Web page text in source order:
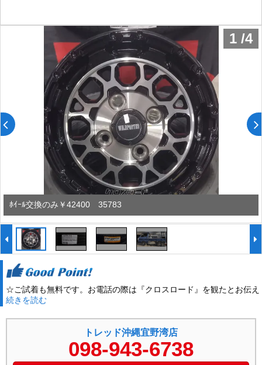
ﾎｲｰﾙ交換のみ￥42400 35783
1 /4
☆ご試着も無料です。お電話の際は『クロスロード』を観たとお伝え
下さい。
続きを読む
トレッド沖縄宜野湾店
098-943-6738